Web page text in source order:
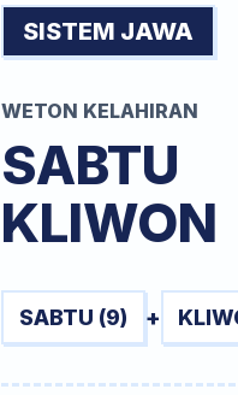
SISTEM JAWA
WETON KELAHIRAN
SABTU
KLIWON
SABTU (9) +